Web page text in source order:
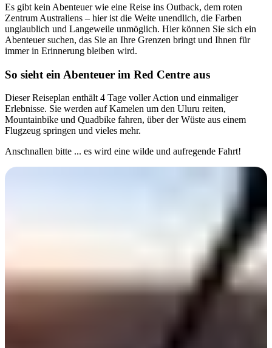
Sign
up
Es gibt kein Abenteuer wie eine Reise ins Outback, dem roten
Zentrum Australiens – hier ist die Weite unendlich, die Farben
unglaublich und Langeweile unmöglich. Hier können Sie sich ein
Abenteuer suchen, das Sie an Ihre Grenzen bringt und Ihnen für
immer in Erinnerung bleiben wird.
So sieht ein Abenteuer im Red Centre aus
Dieser Reiseplan enthält 4 Tage voller Action und einmaliger
Erlebnisse. Sie werden auf Kamelen um den Uluru reiten,
Mountainbike und Quadbike fahren, über der Wüste aus einem
Flugzeug springen und vieles mehr.
Anschnallen bitte ... es wird eine wilde und aufregende Fahrt!